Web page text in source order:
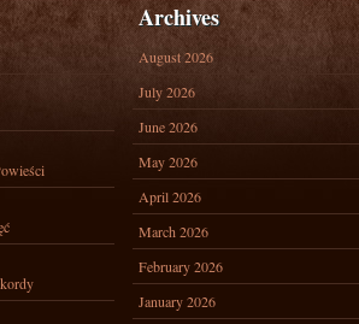
Archives
August 2026
July 2026
June 2026
May 2026
April 2026
March 2026
February 2026
January 2026